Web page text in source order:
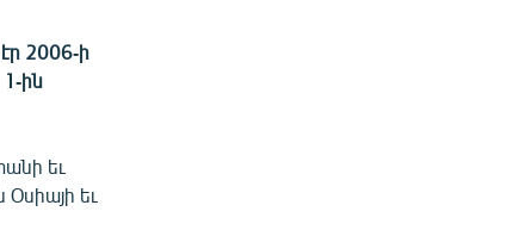
2006-ի
ին
եւ
եւ